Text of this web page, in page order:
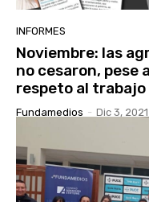
INFORMES
Noviembre: las
no cesaron, pese
respeto al
Fundamedios - Dic 3, 2021